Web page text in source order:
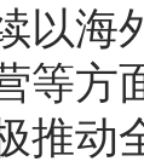
以海
等方
推动